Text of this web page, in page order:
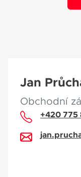
Jan
Obchodní
+420 775